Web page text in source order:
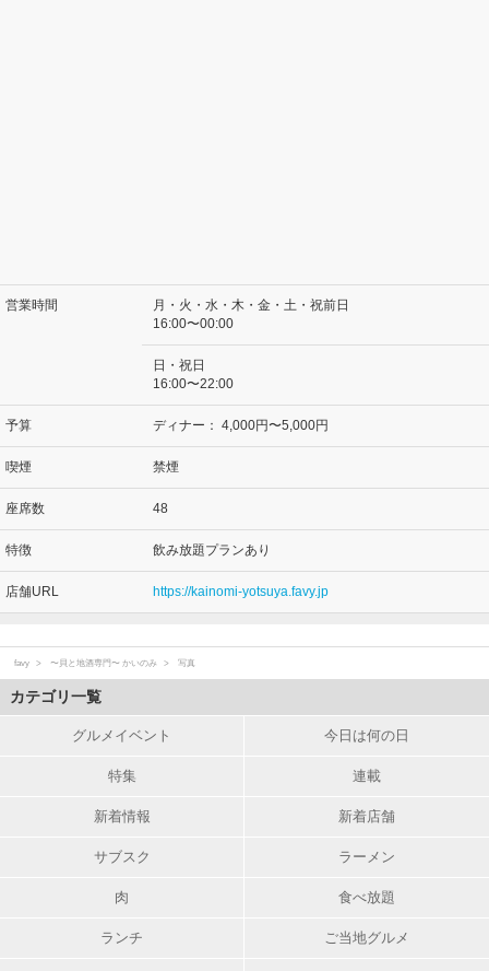
営業時間
月・火・水・木・金・土・祝前日
16:00〜00:00
日・祝日
16:00〜22:00
予算 ディナー： 4,000円〜5,000円
喫煙 禁煙
座席数 48
特徴 飲み放題プランあり
店舗URL https://kainomi-yotsuya.favy.jp
favy 〜貝と地酒専門〜 かいのみ 写真
カテゴリ一覧
グルメイベント 今日は何の日
特集 連載
新着情報 新着店舗
サブスク ラーメン
肉 食べ放題
ランチ ご当地グルメ